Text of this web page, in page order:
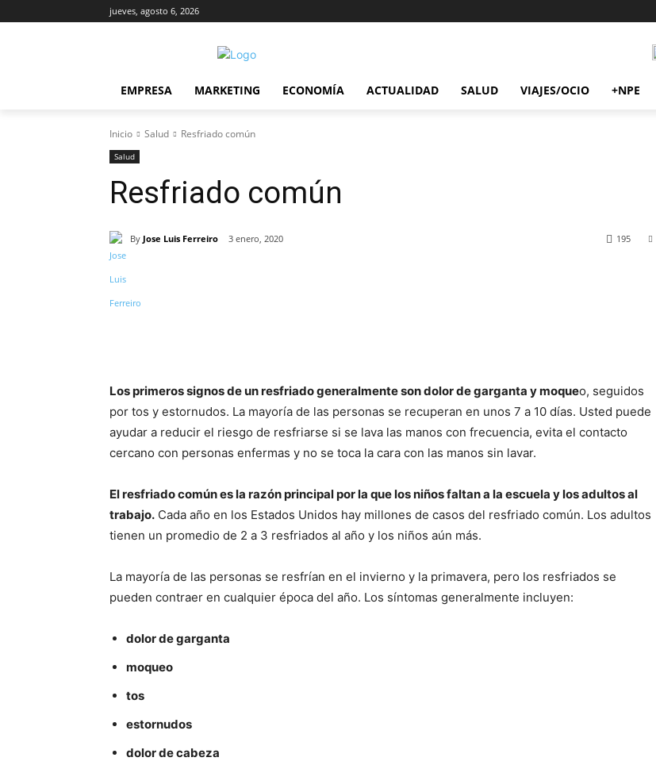
jueves, agosto 6, 2026
EMPRESA MARKETING ECONOMÍA ACTUALIDAD SALUD VIAJES/OCIO +NPE
Inicio Salud Resfriado común
Salud
Resfriado común
By Jose Luis Ferreiro 3 enero, 2020 195
Los primeros signos de un resfriado generalmente son dolor de garganta y moqueo, seguidos
por tos y estornudos. La mayoría de las personas se recuperan en unos 7 a 10 días. Usted puede
ayudar a reducir el riesgo de resfriarse si se lava las manos con frecuencia, evita el contacto
cercano con personas enfermas y no se toca la cara con las manos sin lavar.
El resfriado común es la razón principal por la que los niños faltan a la escuela y los adultos al
trabajo. Cada año en los Estados Unidos hay millones de casos del resfriado común. Los adultos
tienen un promedio de 2 a 3 resfriados al año y los niños aún más.
La mayoría de las personas se resfrían en el invierno y la primavera, pero los resfriados se
pueden contraer en cualquier época del año. Los síntomas generalmente incluyen:
dolor de garganta
moqueo
tos
estornudos
dolor de cabeza